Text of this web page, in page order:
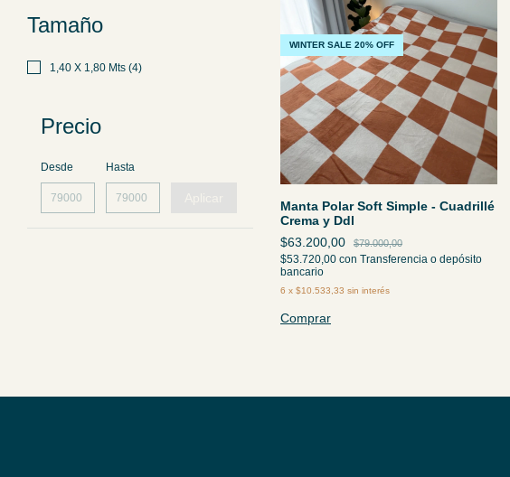
Tamaño
1,40 X 1,80 Mts (4)
Precio
Desde Hasta
WINTER SALE 20% OFF
Manta Polar Soft Simple - Cuadrillé
Crema y Ddl
$63.200,00
$79.000,00
$53.720,00 con Transferencia o depósito
bancario
6 x $10.533,33 sin interés
Comprar